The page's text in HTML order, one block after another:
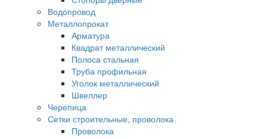
Водопровод
Металлопрокат
Арматура
Квадрат металлический
Полоса стальная
Труба профильная
Уголок металлический
Швеллер
Черепица
Сетки строительные, проволока
Проволока